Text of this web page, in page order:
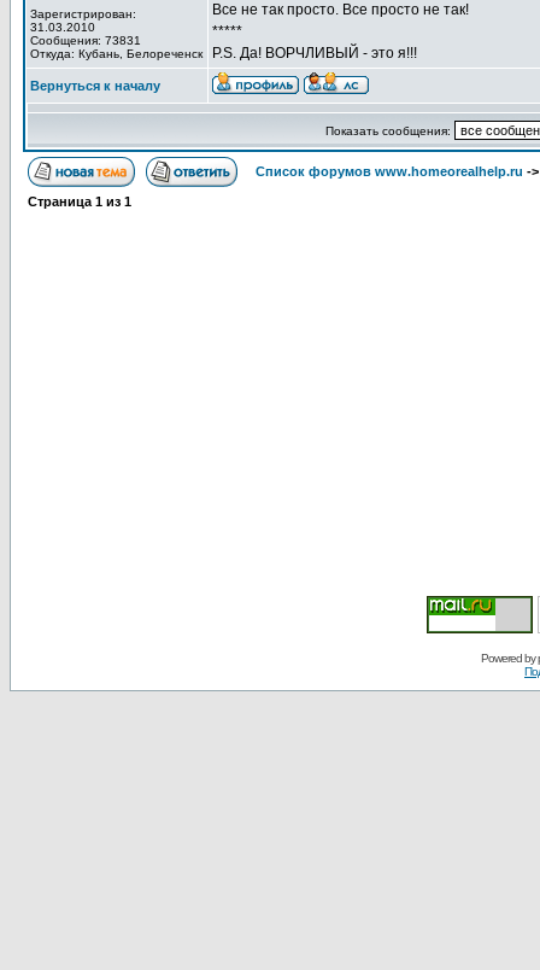
Зарегистрирован:
31.03.2010
Сообщения: 73831
Откуда: Кубань, Белореченск
Все не так просто. Все просто не так!
*****
P.S. Да! ВОРЧЛИВЫЙ - это я!!!
Вернуться к началу
Показать сообщения:
Список форумов www.homeorealhelp.ru -
Страница 1 из 1
Powered by